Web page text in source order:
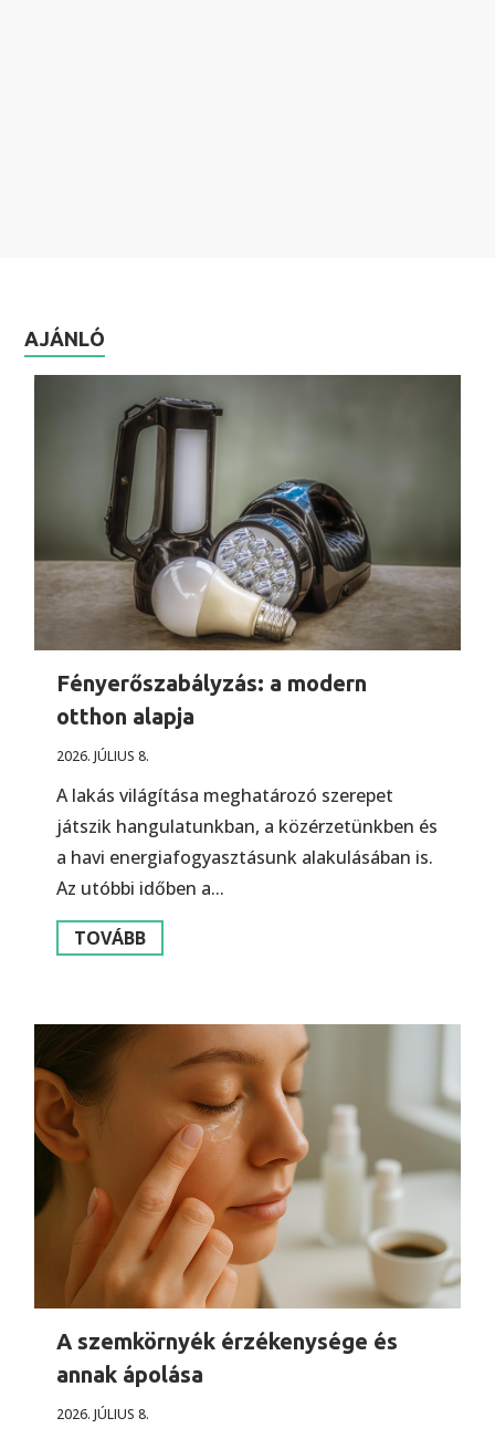
AJÁNLÓ
Fényerőszabályzás: a modern
otthon alapja
2026. JÚLIUS 8.
A lakás világítása meghatározó szerepet
játszik hangulatunkban, a közérzetünkben és
a havi energiafogyasztásunk alakulásában is.
Az utóbbi időben a...
TOVÁBB
A szemkörnyék érzékenysége és
annak ápolása
2026. JÚLIUS 8.